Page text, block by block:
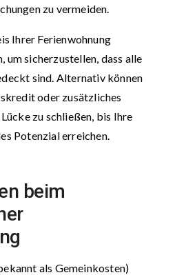
zu vermeiden.
Ihrer Ferienwohnung
um sicherzustellen, dass alle
sind. Alternativ können
oder zusätzliches
zu schließen, bis Ihre
Potenzial erreichen.
beim
als Gemeinkosten)